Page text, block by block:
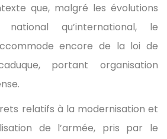
que, malgré les évolutions
qu’international, le
encore de la loi de
portant organisation
relatifs à la modernisation et
de l’armée, pris par le